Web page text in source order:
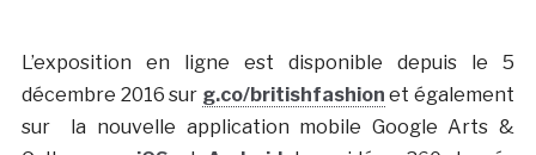
L’exposition en ligne est disponible depuis le 5
décembre 2016 sur g.co/britishfashion et également
sur la nouvelle application mobile Google Arts &